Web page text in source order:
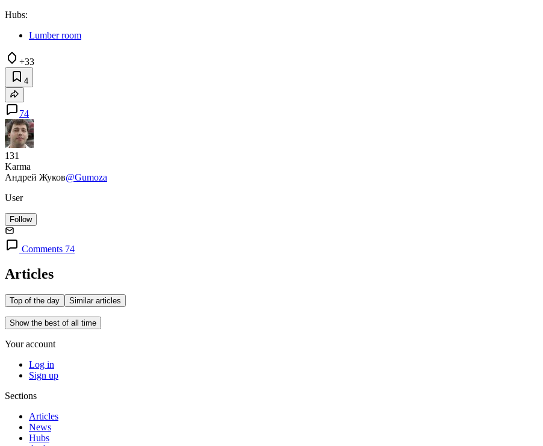
Hubs:
Lumber room
+33
4
74
131
Karma
Андрей Жуков@Gumoza
User
Follow
Comments 74
Articles
Top of the day Similar articles
Show the best of all time
Your account
Log in
Sign up
Sections
Articles
News
Hubs